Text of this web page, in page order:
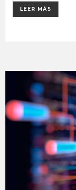
LEER MÁS